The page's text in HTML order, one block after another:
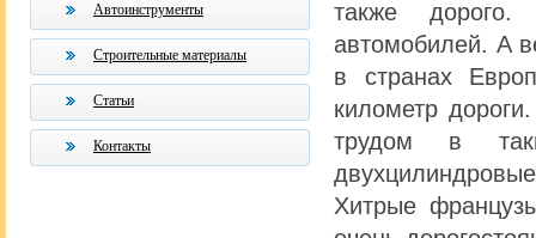
Автоинструменты
Строительные материалы
Статьи
Контакты
также
автомобилей. А
в странах
километр
трудом в
Хитрые